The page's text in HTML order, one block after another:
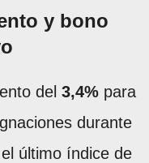
y bono
del 3,4% para
durante
último índice de